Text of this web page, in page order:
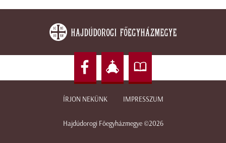
ÍRJON NEKÜNK IMPRESSZUM
Hajdúdorogi Főegyházmegye ©2026